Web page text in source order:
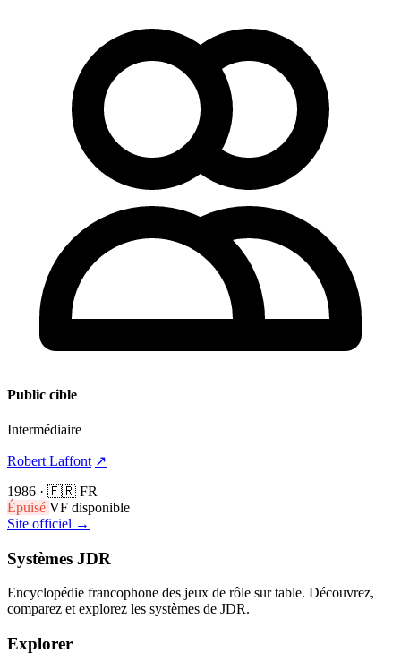
Public cible
Intermédiaire
Robert Laffont ↗
1986 · 🇫🇷 FR
Épuisé VF disponible
Site officiel →
Systèmes JDR
Encyclopédie francophone des jeux de rôle sur table. Découvrez,
comparez et explorez les systèmes de JDR.
Explorer